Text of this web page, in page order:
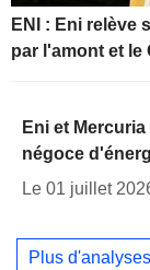
ENI : Eni relève
par l'amont et le
Eni et
négoce
Le 01 juillet
Plus d'analyses